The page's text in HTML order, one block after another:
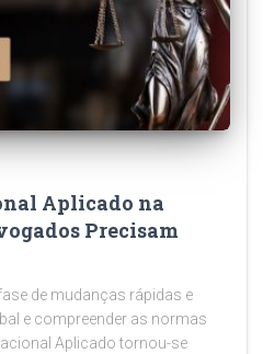
Aplicado na
Precisam
de mudanças rápidas e
e compreender as normas
Aplicado tornou-se